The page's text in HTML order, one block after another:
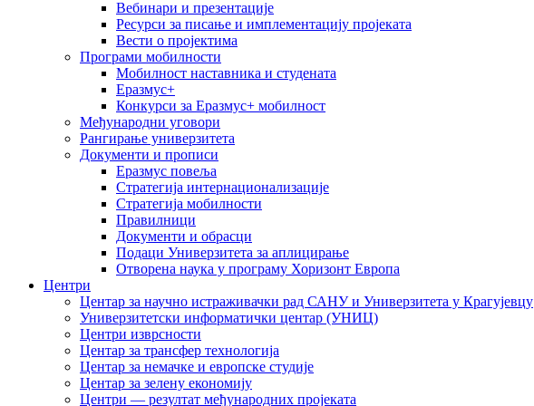
Вебинари и презентације
Ресурси за писање и имплементацију пројеката
Вести о пројектима
Програми мобилности
Мобилност наставника и студената
Еразмус+
Конкурси за Еразмус+ мобилност
Међународни уговори
Рангирање универзитета
Документи и прописи
Еразмус повеља
Стратегија интернационализације
Стратегија мобилности
Правилници
Документи и обрасци
Подаци Универзитета за аплицирање
Отворена наука у програму Хоризонт Европа
Центри
Центар за научно истраживачки рад САНУ и Универзитета у Крагујевцу
Универзитетски информатички центар (УНИЦ)
Центри изврсности
Центар за трансфер технологија
Центар за немачке и европске студије
Центар за зелену економију
Центри — резултат међународних пројеката